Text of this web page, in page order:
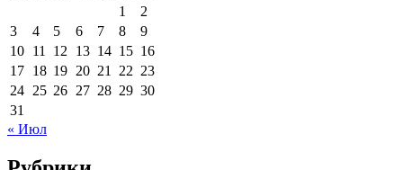
1
2
3
4 5 6 7 8
9
10 11 12 13 14 15 16
17 18 19 20 21 22 23
24 25 26 27 28 29 30
31
« Июл